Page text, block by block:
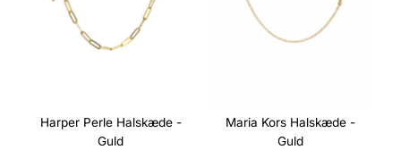
Harper Perle Halskæde -
Guld
Maria Kors Halskæde -
Guld